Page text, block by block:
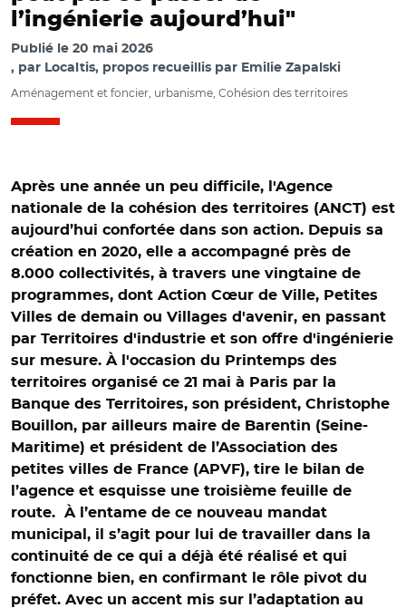
l’ingénierie aujourd’hui"
Publié le 20 mai 2026
par Localtis, propos recueillis par Emilie Zapalski
Aménagement et foncier, urbanisme, Cohésion des territoires
Après une année un peu difficile, l'Agence
nationale de la cohésion des territoires (ANCT) est
aujourd’hui confortée dans son action. Depuis sa
création en 2020, elle a accompagné près de
8.000 collectivités, à travers une vingtaine de
programmes, dont Action Cœur de Ville, Petites
Villes de demain ou Villages d'avenir, en passant
par Territoires d'industrie et son offre d'ingénierie
sur mesure. À l'occasion du Printemps des
territoires organisé ce 21 mai à Paris par la
Banque des Territoires, son président, Christophe
Bouillon, par ailleurs maire de Barentin (Seine-
Maritime) et président de l’Association des
petites villes de France (APVF), tire le bilan de
l’agence et esquisse une troisième feuille de
route. À l’entame de ce nouveau mandat
municipal, il s’agit pour lui de travailler dans la
continuité de ce qui a déjà été réalisé et qui
fonctionne bien, en confirmant le rôle pivot du
préfet. Avec un accent mis sur l’adaptation au